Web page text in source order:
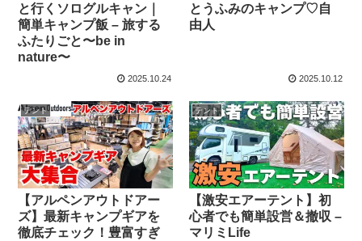
と行くソログルキャン｜
簡単キャンプ飯 – 旅する
ふたりごと〜be in
nature〜
2025.10.24
とうふみのキャンプ♡自
由人
2025.10.12
テント
【アルペンアウトドアー
ズ】最新キャンプギアを
徹底チェック！豊富すぎ
テント
【激安エアーテント】初
心者でも簡単設営＆撤収 –
マリミLife